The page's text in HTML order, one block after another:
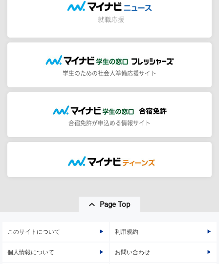
学生のための社会人準備応援サイト
合宿免許が申込める情報サイト
Page Top
このサイトについて 利用規約
個人情報について お問い合わせ